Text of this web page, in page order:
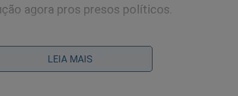
agora pros presos políticos.
de estado’.”
LEIA MAIS